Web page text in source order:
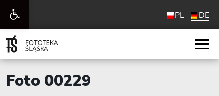
Werkzeugleiste
öffnen
PL DE
Foto 00229